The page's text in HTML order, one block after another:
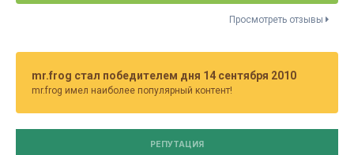
Просмотреть отзывы
mr.frog стал победителем дня 14 сентября 2010
mr.frog имел наиболее популярный контент!
РЕПУТАЦИЯ